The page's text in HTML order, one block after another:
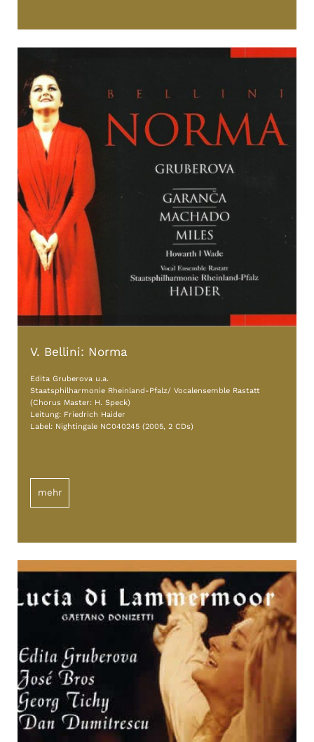
V. Bellini: Norma
Edita Gruberova u.a.
Staatsphilharmonie Rheinland-Pfalz/ Vocalensemble Rastatt
(Chorus Master: H. Speck)
Leitung: Friedrich Haider
Label: Nightingale NC040245 (2005, 2 CDs)
mehr